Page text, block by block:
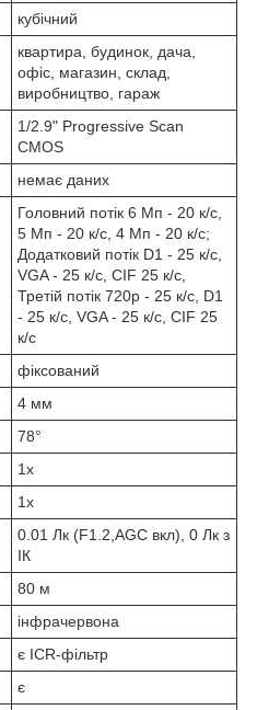
кубічний
квартира, будинок, дача,
офіс, магазин, склад,
виробництво, гараж
1/2.9" Progressive Scan
CMOS
немає даних
Головний потік 6 Мп - 20 к/с,
5 Мп - 20 к/с, 4 Мп - 20 к/с;
Додатковий потік D1 - 25 к/с,
VGA - 25 к/с, CIF 25 к/с,
Третій потік 720р - 25 к/с, D1
- 25 к/с, VGA - 25 к/с, CIF 25
к/с
фіксований
4 мм
78°
1x
1x
0.01 Лк (F1.2,AGC вкл), 0 Лк з
ІК
80 м
інфрачервона
є ICR-фільтр
є